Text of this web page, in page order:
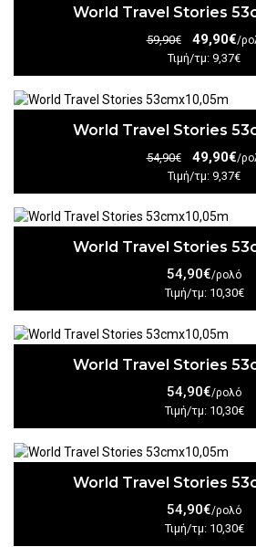
World Travel Stories
59,90€ 49,90€/
Τιμή/τμ: 9,37€
World Travel Stories
54,90€ 49,90€/
Τιμή/τμ: 9,37€
World Travel Stories
54,90€/ρολό
Τιμή/τμ: 10,30€
World Travel Stories
54,90€/ρολό
Τιμή/τμ: 10,30€
World Travel Stories
54,90€/ρολό
Τιμή/τμ: 10,30€